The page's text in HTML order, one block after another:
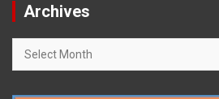
Archives